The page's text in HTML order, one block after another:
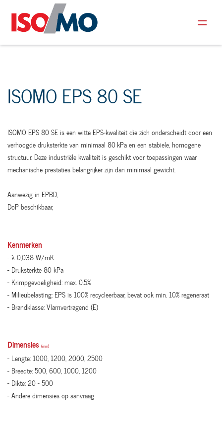
ISOMO EPS 80 SE
ISOMO EPS 80 SE is een witte EPS‑kwaliteit die zich onderscheidt door een
verhoogde druksterkte van minimaal 80 kPa en een stabiele, homogene
structuur. Deze industriële kwaliteit is geschikt voor toepassingen waar
mechanische prestaties belangrijker zijn dan minimaal gewicht.
Aanwezig in EPBD,
DoP beschikbaar,
Kenmerken
- λ 0,038 W/mK
- Druksterkte 80 kPa
- Krimpgevoeligheid: max. 0.5%
- Milieubelasting: EPS is 100% recycleerbaar, bevat ook min. 10% regeneraat
- Brandklasse: Vlamvertragend (E)
Dimensies (mm)
- Lengte: 1000, 1200, 2000, 2500
- Breedte: 500, 600, 1000, 1200
- Dikte: 20 - 500
- Andere dimensies op aanvraag